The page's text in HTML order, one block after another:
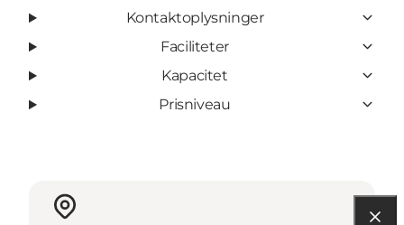
Kontaktoplysninger
Faciliteter
Kapacitet
Prisniveau